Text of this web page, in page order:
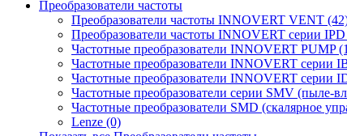
Преобразователи частоты
Преобразователи частоты INNOVERT VENT
Преобразователи частоты INNOVERT серии
Частотные преобразователи INNOVERT PUMP
Частотные преобразователи INNOVERT серии
Частотные преобразователи INNOVERT серии
Частотные преобразователи серии SMV (пыле-
Частотные преобразователи SMD (скалярное
Lenze (0)